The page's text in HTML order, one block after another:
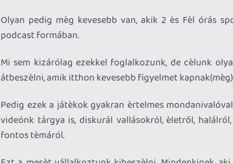
Olyan pedig mèg kevesebb van, akik 2 ès Fèl órás
podcast formában.
Mi sem kizárólag ezekkel foglalkozunk, de cèlunk
átbeszèlni, amik itthon kevesebb figyelmet kapnak(mèg)
Pedig ezek a játèkok gyakran èrtelmes
videónk tárgya is, diskurál vallásokról, èletről,
fontos tèmáról.